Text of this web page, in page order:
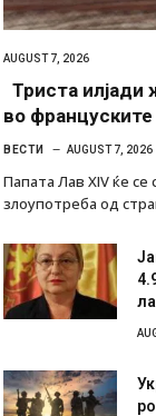
AUGUST 7, 2026
Триста илјади
во
ВЕСТИ AUGUST 7, 2026
Папата Лав XIV ќе
злоупотреба од